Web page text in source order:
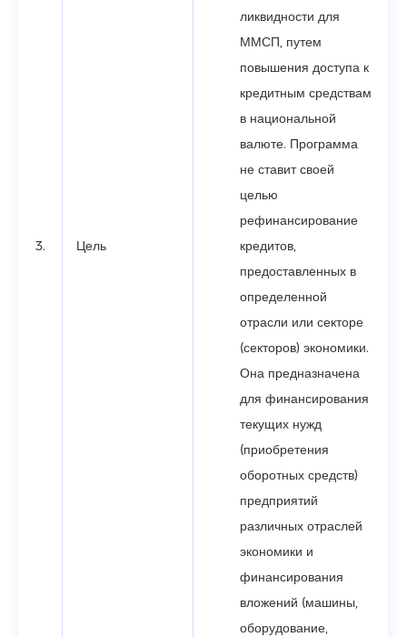
3. Цель
ликвидности для
ММСП, путем
повышения доступа к
кредитным средствам
в национальной
валюте. Программа
не ставит своей
целью
рефинансирование
кредитов,
предоставленных в
определенной
отрасли или секторе
(секторов) экономики.
Она предназначена
для финансирования
текущих нужд
(приобретения
оборотных средств)
предприятий
различных отраслей
экономики и
финансирования
вложений (машины,
оборудование,